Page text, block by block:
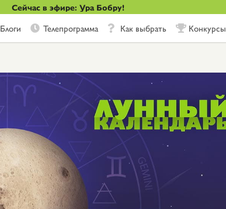
Сейчас в эфире: Ура Бобру!
Блоги Телепрограмма Как выбрать Конкурсы